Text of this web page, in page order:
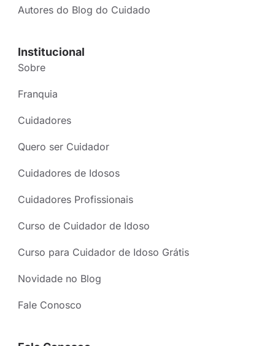
Autores do Blog do Cuidado
Institucional
Sobre
Franquia
Cuidadores
Quero ser Cuidador
Cuidadores de Idosos
Cuidadores Profissionais
Curso de Cuidador de Idoso
Curso para Cuidador de Idoso Grátis
Novidade no Blog
Fale Conosco